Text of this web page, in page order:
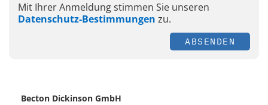
Mit Ihrer Anmeldung stimmen Sie unseren
Datenschutz-Bestimmungen zu.
ABSENDEN
Becton Dickinson GmbH